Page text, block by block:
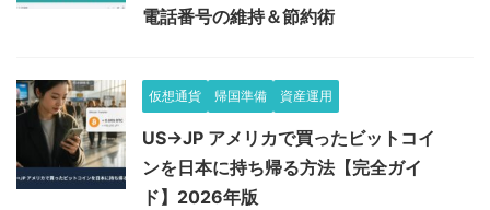
電話番号の維持＆節約術
仮想通貨 帰国準備 資産運用
US→JP アメリカで買ったビットコイ
ンを日本に持ち帰る方法【完全ガイ
ド】2026年版